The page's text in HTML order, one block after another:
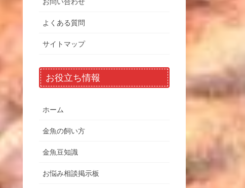
よくある質問
サイトマップ
お役立ち情報
ホーム
金魚の飼い方
金魚豆知識
お悩み相談掲示板